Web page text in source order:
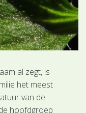
al zegt, is
het meest
van de
hoofdgroep